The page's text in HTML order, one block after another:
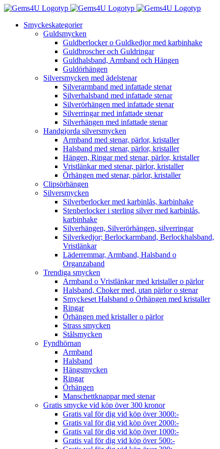
Fortsätt
innehålletSmyckeskategorier
Guldsmycken
Guldberlocker o Guldkedjor med karbinhake
Guldbroscher och Guldringar
Guldhalsband, Armband och Hängen
Guldörhängen
Silversmycken med ädelstenar
Silverarmband med infattade stenar
Silverhalsband med infattade stenar
Silverörhängen med infattade stenar
Silverringar med infattade stenar
Silverhängen med infattade stenar
Handgjorda silversmycken
Armband med stenar, pärlor, kristaller
Halsband med stenar, pärlor, kristaller
Hängen, Ringar med stenar, pärlor, kristaller
Vristlänkar med stenar, pärlor, kristaller
Örhängen med stenar, pärlor, kristaller
Clipsörhängen
Silversmycken
Silverberlocker med karbinlås, karbinhake
Stenberlocker i sterling silver med karbinlås,
karbinhake
Silverhängen, Silverörhängen, silverringar
Silverkedjor; Berlockarmband, Berlockhalsband,
Vristlänkar
Läderremmar, Armband, Halsband o
Organzaband
Trendiga smycken
Armband o Vristlänkar med kristaller o pärlor
Halsband, Choker med, utan pärlor o stenar
Smyckeset Halsband o Örhängen med kristaller
Ringar
Örhängen med kristaller o pärlor
Strass smycken
Stålsmycken
Fyndhörnan
Armband
Halsband
Hängsmycken
Ringar
Örhängen
Manschettknappar med stenar
Gratis smycke vid köp över 300 kronor
Gratis val för dig vid köp över 3000:-
Gratis val för dig vid köp över 2000:-
Gratis val för dig vid köp över 1000:-
Gratis val för dig vid köp över 500:-